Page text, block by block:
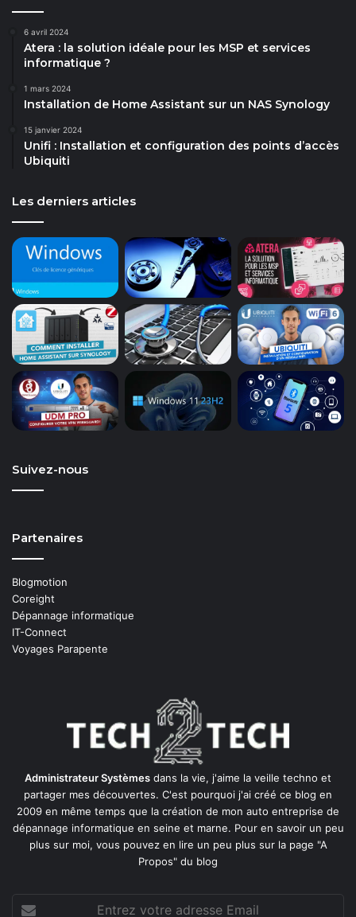
6 avril 2024
Atera : la solution idéale pour les MSP et services
informatique ?
1 mars 2024
Installation de Home Assistant sur un NAS Synology
15 janvier 2024
Unifi : Installation et configuration des points d’accès
Ubiquiti
Les derniers articles
Suivez-nous
Partenaires
Blogmotion
Coreight
Dépannage informatique
IT-Connect
Voyages Parapente
Administrateur Systèmes dans la vie, j'aime la veille techno et
partager mes découvertes. C'est pourquoi j'ai créé ce blog en
2009 en même temps que la création de mon auto entreprise de
dépannage informatique en seine et marne. Pour en savoir un peu
plus sur moi, vous pouvez en lire un peu plus sur la page "A
Propos" du blog